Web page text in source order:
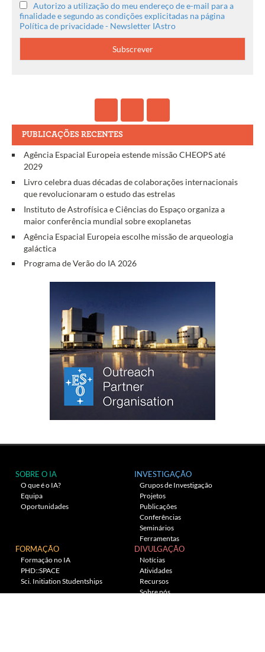
Autorizo a utilização do meu endereço de e-mail para a
finalidade e segundo as condições explicitadas na página
Política de privacidade - Newsletter IAstro
PUBLICAÇÕES RECENTES
Agência Espacial Europeia estende missão CHEOPS até
2029
Livro celebra duas décadas de colaborações internacionais
que revolucionaram o estudo das estrelas
Instituto de Astrofísica e Ciências do Espaço organiza a
maior conferência mundial sobre exoplanetas
Agência Espacial Europeia escolhe missão de arqueologia
galáctica
Programa de Verão do IA 2026
SOBRE O IA
O que é o IA?
Equipa
Oportunidades
INVESTIGAÇÃO
Grupos de Investigação
Projetos
Publicações
Conferências
Seminários
Ferramentas
FORMAÇÃO
Formação no IA
PHD::SPACE
Sci. Initiation Studentships
DIVULGAÇÃO
Notícias
Atividades
Recursos
Sobre nós